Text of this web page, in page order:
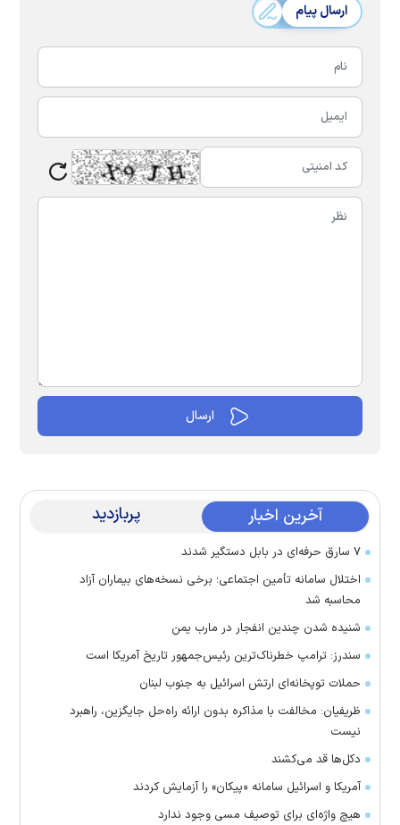
ارسال پیام
آخرین اخبار پربازدید
۷ سارق حرفه‌ای در بابل دستگیر شدند
اختلال سامانه تأمین اجتماعی؛ برخی نسخه‌های بیماران آزاد
محاسبه شد
شنیده شدن چندین انفجار در مارب یمن
سندرز: ترامپ خطرناک‌ترین رئیس‌جمهور تاریخ آمریکا است
حملات توپخانه‌ای ارتش اسرائیل به جنوب لبنان
ظریفیان: مخالفت با مذاکره بدون ارائه راه‌حل جایگزین، راهبرد
نیست
دکل‌ها قد می‌کشند
آمریکا و اسرائیل سامانه «پیکان» را آزمایش کردند
هیچ واژه‌ای برای توصیف مسی وجود ندارد